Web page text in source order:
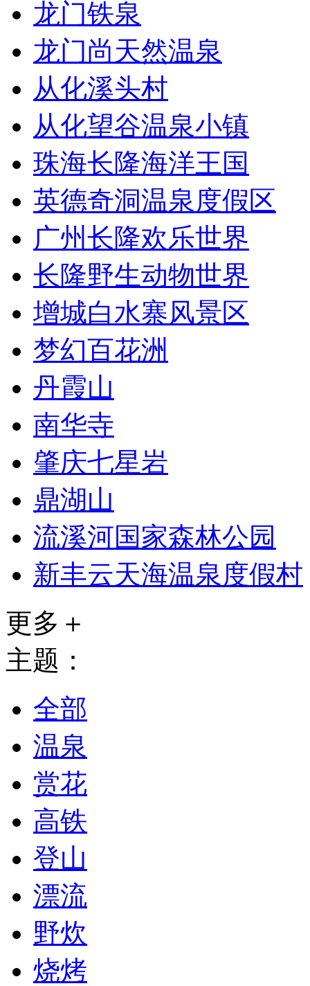
龙门铁泉
龙门尚天然温泉
从化溪头村
从化望谷温泉小镇
珠海长隆海洋王国
英德奇洞温泉度假区
广州长隆欢乐世界
长隆野生动物世界
增城白水寨风景区
梦幻百花洲
丹霞山
南华寺
肇庆七星岩
鼎湖山
流溪河国家森林公园
新丰云天海温泉度假村
更多＋
主题：
全部
温泉
赏花
高铁
登山
漂流
野炊
烧烤